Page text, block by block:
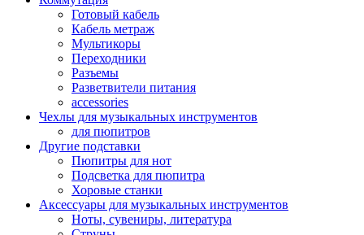
Готовый кабель
Кабель метраж
Мультикоры
Переходники
Разъемы
Разветвители питания
accessories
Чехлы для музыкальных инструментов
для пюпитров
Другие подставки
Пюпитры для нот
Подсветка для пюпитра
Хоровые станки
Аксессуары для музыкальных инструментов
Ноты, сувениры, литература